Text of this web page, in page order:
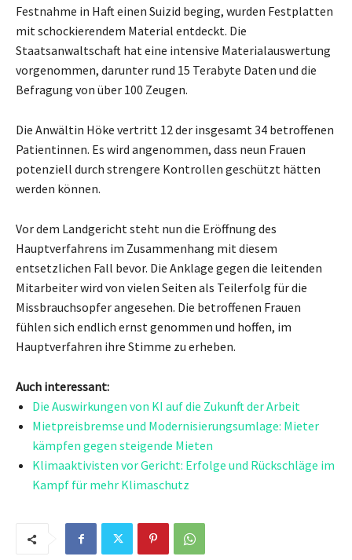
Festnahme in Haft einen Suizid beging, wurden Festplatten
mit schockierendem Material entdeckt. Die
Staatsanwaltschaft hat eine intensive Materialauswertung
vorgenommen, darunter rund 15 Terabyte Daten und die
Befragung von über 100 Zeugen.
Die Anwältin Höke vertritt 12 der insgesamt 34 betroffenen
Patientinnen. Es wird angenommen, dass neun Frauen
potenziell durch strengere Kontrollen geschützt hätten
werden können.
Vor dem Landgericht steht nun die Eröffnung des
Hauptverfahrens im Zusammenhang mit diesem
entsetzlichen Fall bevor. Die Anklage gegen die leitenden
Mitarbeiter wird von vielen Seiten als Teilerfolg für die
Missbrauchsopfer angesehen. Die betroffenen Frauen
fühlen sich endlich ernst genommen und hoffen, im
Hauptverfahren ihre Stimme zu erheben.
Auch interessant:
Die Auswirkungen von KI auf die Zukunft der Arbeit
Mietpreisbremse und Modernisierungsumlage: Mieter
kämpfen gegen steigende Mieten
Klimaaktivisten vor Gericht: Erfolge und Rückschläge im
Kampf für mehr Klimaschutz